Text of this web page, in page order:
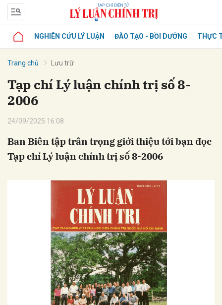
NGHIÊN CỨU LÝ LUẬN ĐÀO TẠO - BỒI DƯỠNG THỰC
Trang chủ Lưu trữ
Tạp chí Lý luận chính trị số 8-
2006
24/09/2025 16:08
Ban Biên tập trân trọng giới thiệu tới bạn đọc
Tạp chí Lý luận chính trị số 8-2006